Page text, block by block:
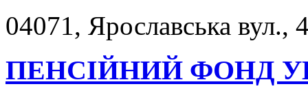
04071, Ярославська вул.,
ПЕНСІЙНИЙ ФОНД